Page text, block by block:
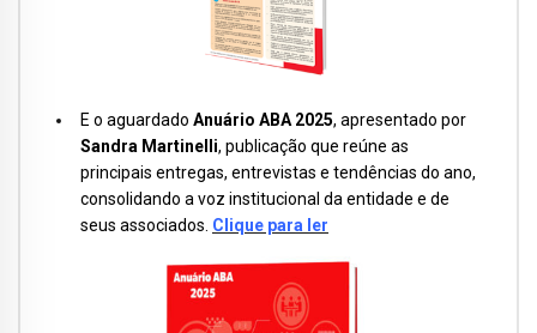
E o aguardado Anuário ABA 2025, apresentado por
Sandra Martinelli, publicação que reúne as
principais entregas, entrevistas e tendências do ano,
consolidando a voz institucional da entidade e de
seus associados. Clique para ler